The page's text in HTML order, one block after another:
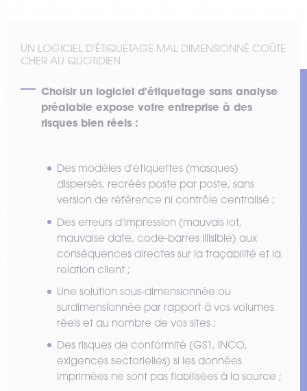
UN LOGICIEL D'ÉTIQUETAGE MAL DIMENSIONNÉ COÛTE
CHER AU QUOTIDIEN
Choisir un logiciel d'étiquetage sans analyse
préalable expose votre entreprise à des
risques bien réels :
Des modèles d'étiquettes (masques)
dispersés, recréés poste par poste, sans
version de référence ni contrôle centralisé ;
Des erreurs d'impression (mauvais lot,
mauvaise date, code-barres illisible) aux
conséquences directes sur la traçabilité et la
relation client ;
Une solution sous-dimensionnée ou
surdimensionnée par rapport à vos volumes
réels et au nombre de vos sites ;
Des risques de conformité (GS1, INCO,
exigences sectorielles) si les données
imprimées ne sont pas fiabilisées à la source ;